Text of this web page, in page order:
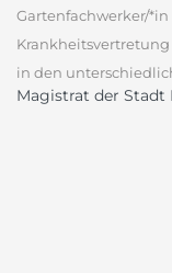
Gartenfachwerker/
in den
Magistrat der Stadt